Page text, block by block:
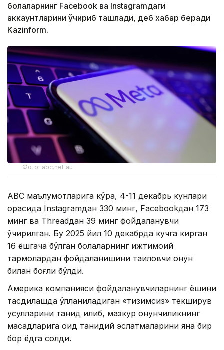
болаларнинг Facebook ва Instagramдаги
аккаунтларини ўчириб ташлади, деб хабар беради
Kazinform.
Фото: abc.net.au
ABC маълумотларига кўра, 4-11 декабрь кунлари
орасида Instagramдан 330 минг, Facebookдан 173
минг ва Threadдан 39 минг фойдаланувчи
ўчирилган. Бу 2025 йил 10 декабрда кучга кирган
16 ёшгача бўлган болаларнинг ижтимоий
тармоқлардан фойдаланишини тақиқловчи қонун
билан боғлиқ бўлди.
Америка компанияси фойдаланувчиларнинг ёшини
тасдиқлашда қўлланиладиган «тизимсиз» текширув
усулларини танқид қилиб, мазкур қонунчиликнинг
мақсадларига оид танқидий эслатмаларини яна бир
бор ёдга солди.